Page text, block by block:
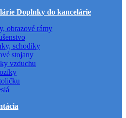
Doplnky do kancelárie
obrazové rámy
schodíky
stojany
vzduchu